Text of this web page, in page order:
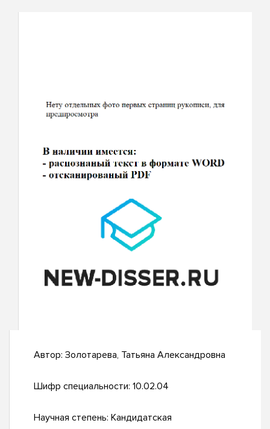
Автор: Золотарева, Татьяна Александровна
Шифр специальности: 10.02.04
Научная степень: Кандидатская